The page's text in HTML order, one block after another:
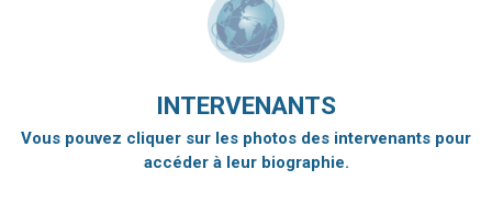
INTERVENANTS
Vous pouvez cliquer sur les photos des intervenants pour
accéder à leur biographie.